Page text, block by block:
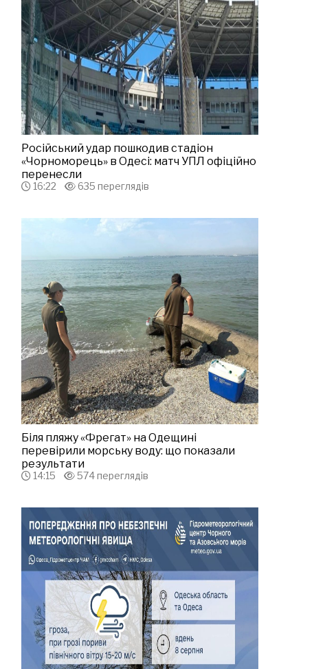
Російський удар пошкодив стадіон
«Чорноморець» в Одесі: матч УПЛ офіційно
перенесли
16:22 635 переглядів
Біля пляжу «Фрегат» на Одещині
перевірили морську воду: що показали
результати
14:15 574 переглядів